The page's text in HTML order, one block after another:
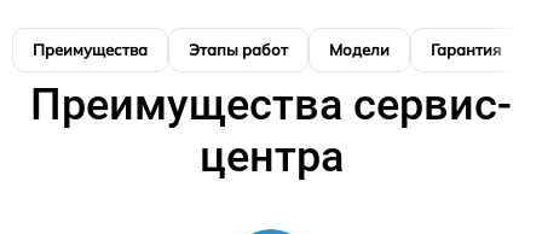
Преимущества Этапы работ Модели Гарантия
Преимущества сервис-
центра